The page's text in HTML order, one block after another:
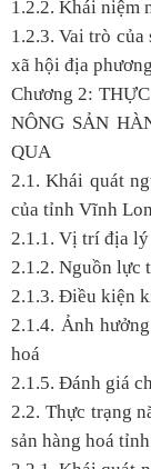
1.2.2. Khái niệm
1.2.3. Vai trò
xã hội địa phương
Chương 2:
NÔNG SẢN
QUA
2.1. Khái quát
của tỉnh Vĩnh
2.1.1. Vị trí địa
2.1.2. Nguồn lực
2.1.3. Điều kiện
2.1.4. Ảnh
hoá
2.1.5. Đánh giá
2.2. Thực trạng
sản hàng hoá